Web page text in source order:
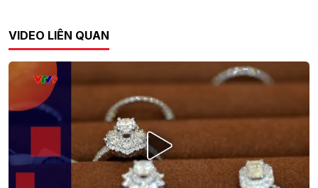
VIDEO LIÊN QUAN